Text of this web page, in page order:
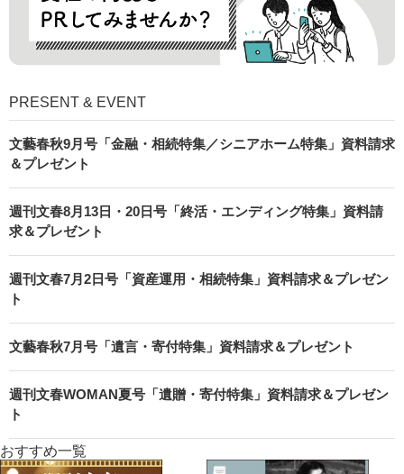
PRESENT & EVENT
文藝春秋9月号「金融・相続特集／シニアホーム特集」資料請求
＆プレゼント
週刊文春8月13日・20日号「終活・エンディング特集」資料請
求＆プレゼント
週刊文春7月2日号「資産運用・相続特集」資料請求＆プレゼン
ト
文藝春秋7月号「遺言・寄付特集」資料請求＆プレゼント
週刊文春WOMAN夏号「遺贈・寄付特集」資料請求＆プレゼン
ト
おすすめ一覧